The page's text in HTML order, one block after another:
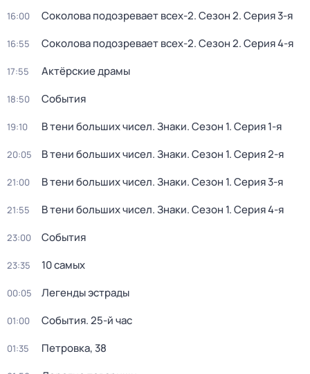
16:00 Соколова подозревает всех-2. Сезон 2. Серия 3-я
16:55 Соколова подозревает всех-2. Сезон 2. Серия 4-я
17:55 Актёрские драмы
18:50 События
19:10 В тени больших чисел. Знаки. Сезон 1. Серия 1-я
20:05 В тени больших чисел. Знаки. Сезон 1. Серия 2-я
21:00 В тени больших чисел. Знаки. Сезон 1. Серия 3-я
21:55 В тени больших чисел. Знаки. Сезон 1. Серия 4-я
23:00 События
23:35 10 самых
00:05 Легенды эстрады
01:00 События. 25-й час
01:35 Петровка, 38